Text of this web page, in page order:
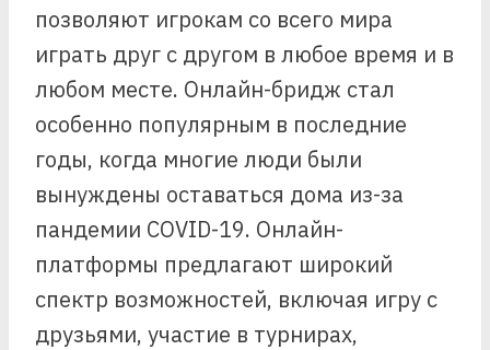
позволяют игрокам со всего мира
играть друг с другом в любое время и в
любом месте. Онлайн-бридж стал
особенно популярным в последние
годы, когда многие люди были
вынуждены оставаться дома из-за
пандемии COVID-19. Онлайн-
платформы предлагают широкий
спектр возможностей, включая игру с
друзьями, участие в турнирах,